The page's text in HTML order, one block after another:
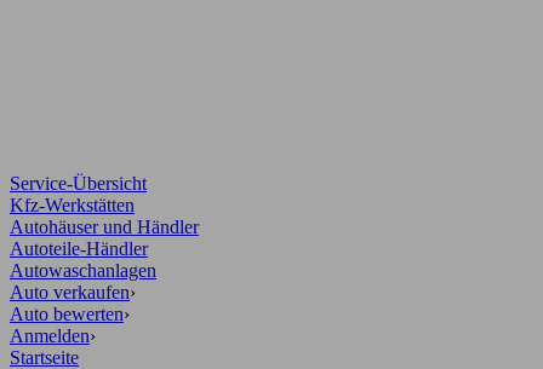
Service-Übersicht
Kfz-Werkstätten
Autohäuser und Händler
Autoteile-Händler
Autowaschanlagen
Auto verkaufen›
Auto bewerten›
Anmelden›
Startseite